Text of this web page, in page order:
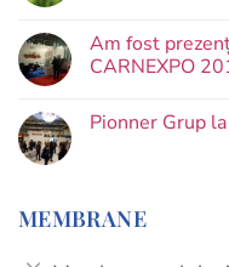
Am fost
CARNEXPO
Pionner Grup
MEMBRANE